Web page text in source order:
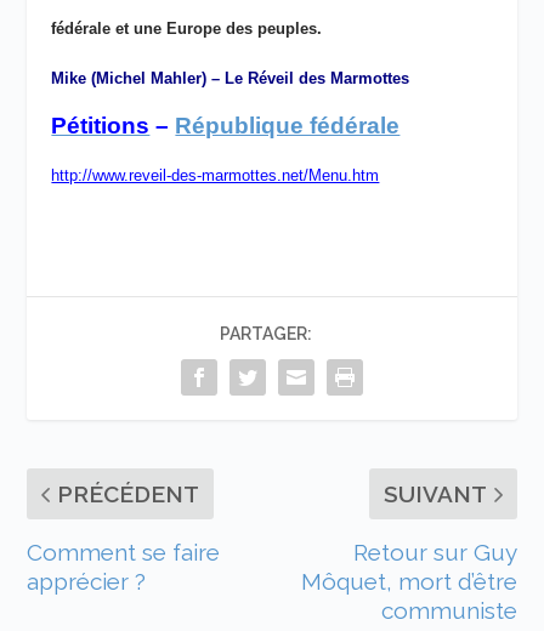
fédérale et une Europe des peuples.
Mike (Michel Mahler) – Le Réveil des Marmottes
Pétitions – République fédérale
http://www.reveil-des-marmottes.net/Menu.htm
PARTAGER:
PRÉCÉDENT
Comment se faire
apprécier ?
SUIVANT
Retour sur Guy
Môquet, mort d’être
communiste